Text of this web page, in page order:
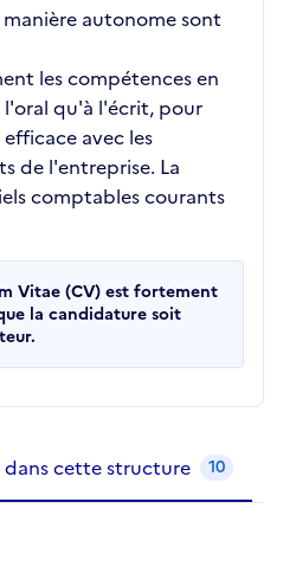
autonome sont
les compétences en
qu'à l'écrit, pour
avec les
de l'entreprise. La
comptables courants
Vitae (CV) est fortement
la candidature soit
dans cette structure 10